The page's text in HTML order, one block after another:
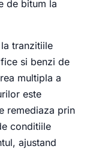
de bitum la
tranzitiile
si benzi de
multipla a
este
remediaza prin
conditiile
ajustand